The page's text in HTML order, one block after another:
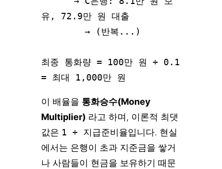
유, 72.9만 원 대출
최종 통화량 = 100만 원 ÷ 0.1
= 최대 1,000만 원
이 배율을 통화승수(Money
Multiplier) 라고 하며, 이론적 최댓
값은 1 ÷ 지급준비율입니다. 현실
에서는 은행이 초과 지준금을 쌓거
나 사람들이 현금을 보유하기 때문